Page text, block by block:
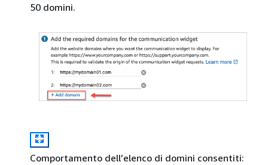
50 domini.
Comportamento dell’elenco di domini consentiti: